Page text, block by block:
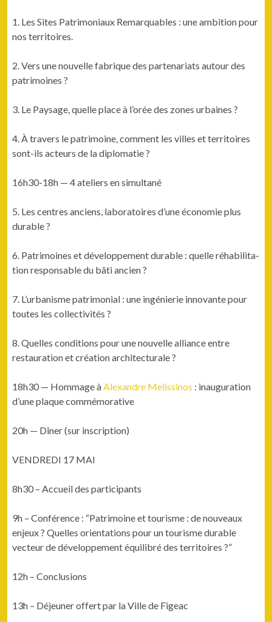
1. Les Sites Pat­ri­mo­ni­aux Remar­quables : une ambi­tion pour
nos territoires.
2. Vers une nou­velle fab­rique des parte­nar­i­ats autour des
patrimoines ?
3. Le Paysage, quelle place à l’orée des zones urbaines ?
4. À tra­vers le pat­ri­moine, com­ment les villes et ter­ri­toires
sont-ils acteurs de la diplomatie ?
16h30-18h — 4 ate­liers en simultané
5. Les cen­tres anciens, lab­o­ra­toires d’une économie plus
durable ?
6. Pat­ri­moines et développe­ment durable : quelle réha­bil­i­ta­
tion respon­s­able du bâti ancien ?
7. L’ur­ban­isme pat­ri­mo­ni­al : une ingénierie inno­vante pour
toutes les collectivités ?
8. Quelles con­di­tions pour une nou­velle alliance entre
restau­ra­tion et créa­tion architecturale ?
18h30 — Hom­mage àAlexan­dre Melissi­nos : inau­gu­ra­tion
d’une plaque commémorative
20h — Dîn­er (sur inscription)
VENDREDI 17 MAI
8h30 – Accueil des participants
9h – Con­férence : “Pat­ri­moine et tourisme : de nou­veaux
enjeux ? Quelles ori­en­ta­tions pour un tourisme durable
vecteur de développe­ment équili­bré des territoires ?”
12h – Con­clu­sions
13h – Déje­uner offert par la Ville de Figeac